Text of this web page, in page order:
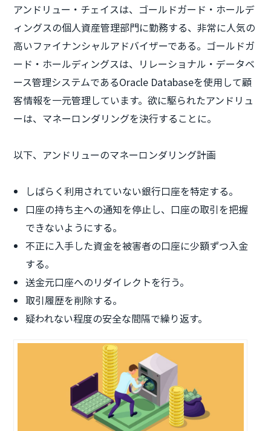
アンドリュー・チェイスは、ゴールドガード・ホールデ
ィングスの個人資産管理部門に勤務する、非常に人気の
高いファイナンシャルアドバイザーである。ゴールドガ
ード・ホールディングスは、リレーショナル・データベ
ース管理システムであるOracle Databaseを使用して顧
客情報を一元管理しています。欲に駆られたアンドリュ
ーは、マネーロンダリングを決行することに。
以下、アンドリューのマネーロンダリング計画
しばらく利用されていない銀行口座を特定する。
口座の持ち主への通知を停止し、口座の取引を把握
できないようにする。
不正に入手した資金を被害者の口座に少額ずつ入金
する。
送金元口座へのリダイレクトを行う。
取引履歴を削除する。
疑われない程度の安全な間隔で繰り返す。